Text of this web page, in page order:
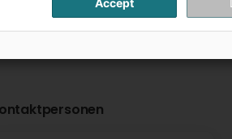
Accept